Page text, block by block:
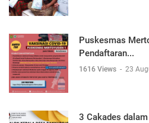
Puskesmas
Pendaftaran...
1616 Views - 23
3 Cakades